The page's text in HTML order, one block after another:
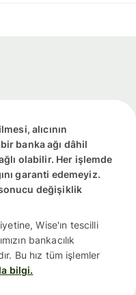
alıcının
banka ağı dâhil
olabilir. Her işlemde
garanti edemeyiz.
değişiklik
Wise'ın tescilli
bankacılık
Bu hız tüm işlemler
bilgi.